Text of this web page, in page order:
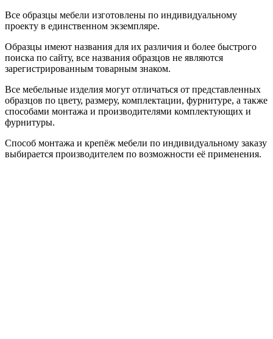
Все образцы мебели изготовлены по индивидуальному
проекту в единственном экземпляре.
Образцы имеют названия для их различия и более быстрого
поиска по сайту, все названия образцов не являются
зарегистрированным товарным знаком.
Все мебельные изделия могут отличаться от представленных
образцов по цвету, размеру, комплектации, фурнитуре, а также
способами монтажа и производителями комплектующих и
фурнитуры.
Способ монтажа и крепёж мебели по индивидуальному заказу
выбирается производителем по возможности её применения.